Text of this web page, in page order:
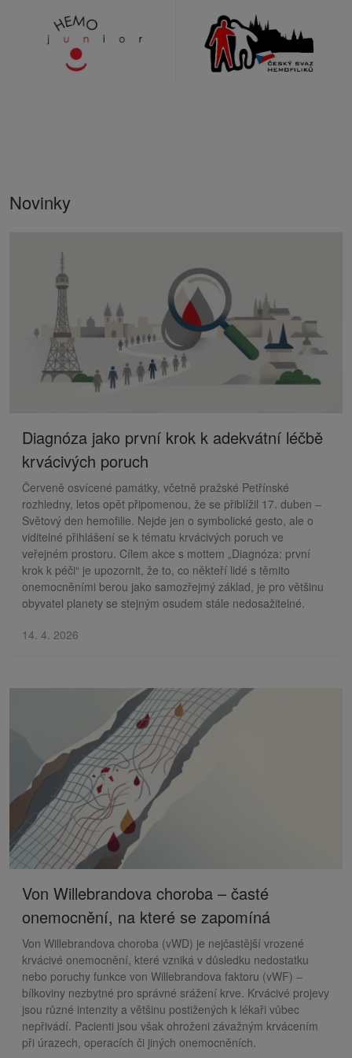
Novinky
Diagnóza jako první krok k adekvátní léčbě
krvácivých poruch
Červeně osvícené památky, včetně pražské Petřínské
rozhledny, letos opět připomenou, že se přiblížil 17. duben –
Světový den hemofilie. Nejde jen o symbolické gesto, ale o
viditelné přihlášení se k tématu krvácivých poruch ve
veřejném prostoru. Cílem akce s mottem „Diagnóza: první
krok k péči“ je upozornit, že to, co někteří lidé s těmito
onemocněními berou jako samozřejmý základ, je pro většinu
obyvatel planety se stejným osudem stále nedosažitelné.
14. 4. 2026
Von Willebrandova choroba – časté
onemocnění, na které se zapomíná
Von Willebrandova choroba (vWD) je nejčastější vrozené
krvácivé onemocnění, které vzniká v důsledku nedostatku
nebo poruchy funkce von Willebrandova faktoru (vWF) –
bílkoviny nezbytné pro správné srážení krve. Krvácivé projevy
jsou různé intenzity a většinu postižených k lékaři vůbec
nepřivádí. Pacienti jsou však ohroženi závažným krvácením
při úrazech, operacích či jiných onemocněních.